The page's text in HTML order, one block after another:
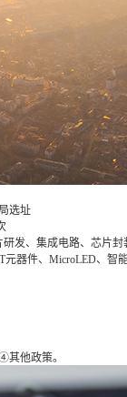
选址
发、集成电路、芯片
器件、MicroLED、智
他政策。